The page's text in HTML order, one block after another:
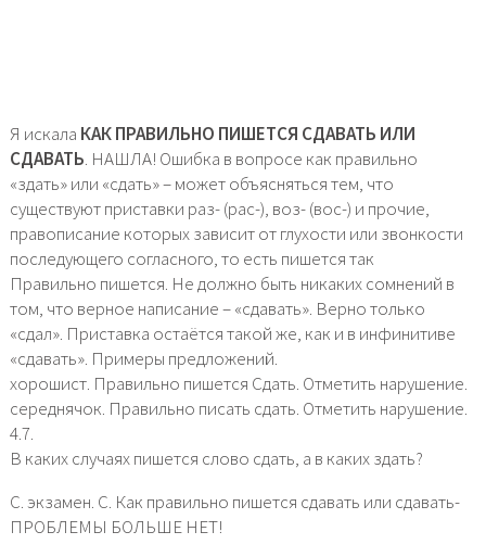
Я искала КАК ПРАВИЛЬНО ПИШЕТСЯ СДАВАТЬ ИЛИ
СДАВАТЬ. НАШЛА! Ошибка в вопросе как правильно
«здать» или «сдать» – может объясняться тем, что
существуют приставки раз- (рас-), воз- (вос-) и прочие,
правописание которых зависит от глухости или звонкости
последующего согласного, то есть пишется так
Правильно пишется. Не должно быть никаких сомнений в
том, что верное написание – «сдавать». Верно только
«сдал». Приставка остаётся такой же, как и в инфинитиве
«сдавать». Примеры предложений.
хорошист. Правильно пишется Сдать. Отметить нарушение.
середнячок. Правильно писать сдать. Отметить нарушение.
4.7.
В каких случаях пишется слово сдать, а в каких здать?
С. экзамен. С. Как правильно пишется сдавать или сдавать-
ПРОБЛЕМЫ БОЛЬШЕ НЕТ!